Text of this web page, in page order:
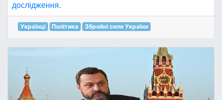
дослідження.
Українці Політика Збройні сили України